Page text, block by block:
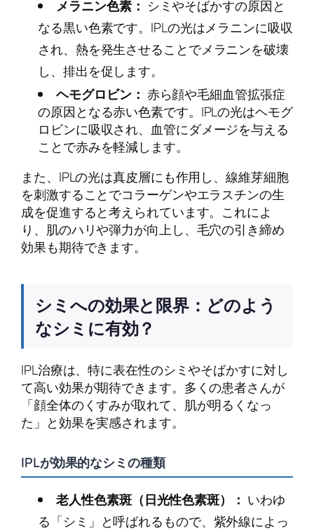
メラニン色素： シミやそばかすの原因と
なる黒い色素です。IPLの光はメラニンに吸収
され、熱を発生させることでメラニンを破壊
し、排出を促します。
ヘモグロビン： 赤ら顔や毛細血管拡張症
の原因となる赤い色素です。IPLの光はヘモグ
ロビンに吸収され、血管にダメージを与える
ことで赤みを軽減します。
また、IPLの光は真皮層にも作用し、線維芽細胞
を刺激することでコラーゲンやエラスチンの生
成を促進すると考えられています。これによ
り、肌のハリや弾力が向上し、毛穴の引き締め
効果も期待できます。
シミへの効果と限界：どのよう
なシミに有効？
IPL治療は、特に表在性のシミやそばかすに対し
て高い効果が期待できます。多くの患者さんが
「顔全体のくすみが取れて、肌が明るくなっ
た」と効果を実感されます。
IPLが効果的なシミの種類
老人性色素斑（日光性色素斑）： いわゆ
る「シミ」と呼ばれるもので、紫外線によっ